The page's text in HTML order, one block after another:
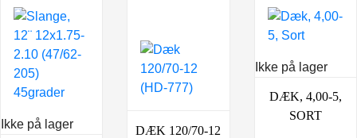
Ikke på lager
DÆK 120/70-12
Ikke på lager
DÆK, 4,00-5,
SORT